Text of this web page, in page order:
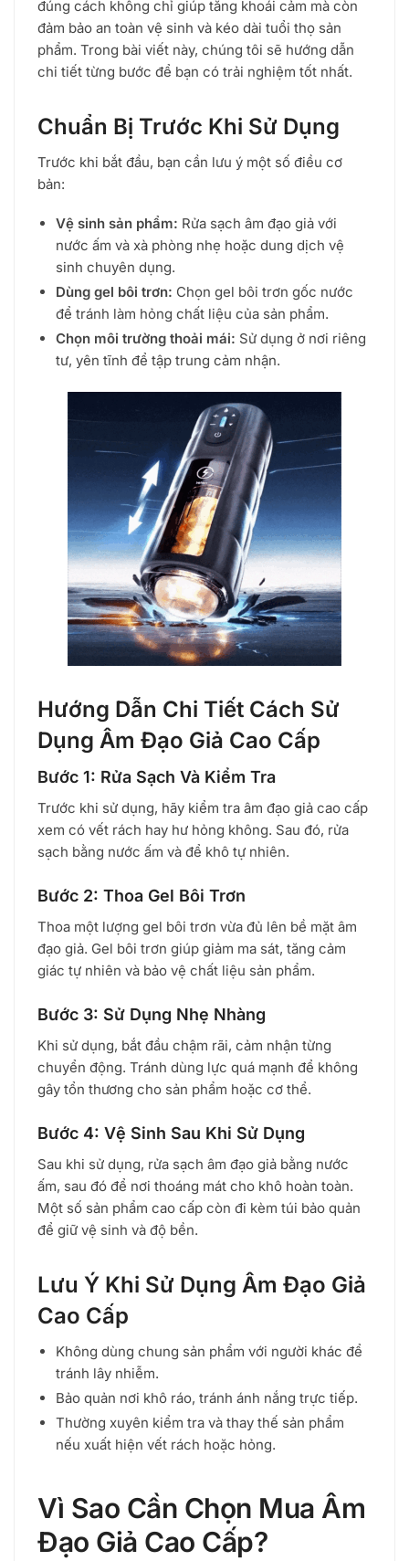
đúng cách không chỉ giúp tăng khoái cảm mà còn
đảm bảo an toàn vệ sinh và kéo dài tuổi thọ sản
phẩm. Trong bài viết này, chúng tôi sẽ hướng dẫn
chi tiết từng bước để bạn có trải nghiệm tốt nhất.
Chuẩn Bị Trước Khi Sử Dụng
Trước khi bắt đầu, bạn cần lưu ý một số điều cơ
bản:
Vệ sinh sản phẩm: Rửa sạch âm đạo giả với
nước ấm và xà phòng nhẹ hoặc dung dịch vệ
sinh chuyên dụng.
Dùng gel bôi trơn: Chọn gel bôi trơn gốc nước
để tránh làm hỏng chất liệu của sản phẩm.
Chọn môi trường thoải mái: Sử dụng ở nơi riêng
tư, yên tĩnh để tập trung cảm nhận.
Hướng Dẫn Chi Tiết Cách Sử
Dụng Âm Đạo Giả Cao Cấp
Bước 1: Rửa Sạch Và Kiểm Tra
Trước khi sử dụng, hãy kiểm tra âm đạo giả cao cấp
xem có vết rách hay hư hỏng không. Sau đó, rửa
sạch bằng nước ấm và để khô tự nhiên.
Bước 2: Thoa Gel Bôi Trơn
Thoa một lượng gel bôi trơn vừa đủ lên bề mặt âm
đạo giả. Gel bôi trơn giúp giảm ma sát, tăng cảm
giác tự nhiên và bảo vệ chất liệu sản phẩm.
Bước 3: Sử Dụng Nhẹ Nhàng
Khi sử dụng, bắt đầu chậm rãi, cảm nhận từng
chuyển động. Tránh dùng lực quá mạnh để không
gây tổn thương cho sản phẩm hoặc cơ thể.
Bước 4: Vệ Sinh Sau Khi Sử Dụng
Sau khi sử dụng, rửa sạch âm đạo giả bằng nước
ấm, sau đó để nơi thoáng mát cho khô hoàn toàn.
Một số sản phẩm cao cấp còn đi kèm túi bảo quản
để giữ vệ sinh và độ bền.
Lưu Ý Khi Sử Dụng Âm Đạo Giả
Cao Cấp
Không dùng chung sản phẩm với người khác để
tránh lây nhiễm.
Bảo quản nơi khô ráo, tránh ánh nắng trực tiếp.
Thường xuyên kiểm tra và thay thế sản phẩm
nếu xuất hiện vết rách hoặc hỏng.
Vì Sao Cần Chọn Mua Âm
Đạo Giả Cao Cấp?